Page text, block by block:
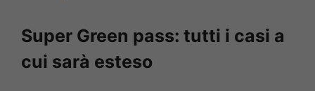
Super Green pass: tutti i casi a
cui sarà esteso